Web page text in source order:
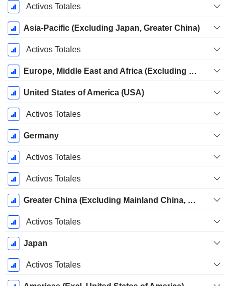
Septiembre
Activos Totales
Asia-Pacific (Excluding Japan, Greater China)
Activos Totales
Europe, Middle East and Africa (Excluding Germany)
United States of America (USA)
Activos Totales
Germany
Activos Totales
Activos Totales
Greater China (Excluding Mainland China, Hong Kong)
Activos Totales
Japan
Activos Totales